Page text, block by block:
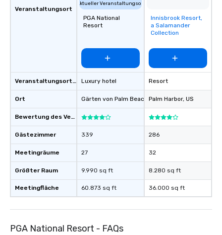
Veranstaltungsort
Veranstaltungsortstyp
Ort
Bewertung des Veranstaltungsortes
Gästezimmer
Meetingräume
Größter Raum
Meetingfläche
Aktueller Veranstaltungsort
PGA National
Resort
Luxury hotel
Gärten von Palm Beach , US
339
27
9.990 sq ft
60.873 sq ft
Removed from
favorites
Innisbrook Resort,
a Salamander
Collection
Resort
Palm Harbor, US
286
32
8.280 sq ft
36.000 sq ft
PGA National Resort - FAQs